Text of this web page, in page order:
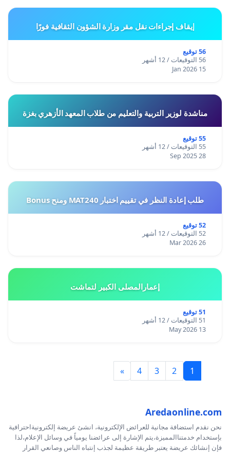
إيقاف إجراءات نقل مقر وزارة الشؤون الثقافية فورًا
56 توقيع
56 التوقيعات / 12 أشهر
15 Jan 2026
مناشدة لوزير التربية والتعليم من طلاب المعهد الأزهري بغزة
55 توقيع
55 التوقيعات / 12 أشهر
28 Sep 2025
طلب إعادة النظر في تقييم اختبار MAT240 ومنح Bonus
52 توقيع
52 التوقيعات / 12 أشهر
26 Mar 2026
إعمارالمصلى الكبير لتماشت
51 توقيع
51 التوقيعات / 12 أشهر
13 May 2026
1
2
3
4
»
Aredaonline.com
نحن نقدم استضافة مجانية للعرائض الإلكترونية، انشئ عريضة إلكترونيةاحترافية
بإستخدام خدمتناالمميزة،يتم الإشارة إلى عرائضنا يومياً في وسائل الإعلام،لذا
فإن إنشائك عريضة يعتبر طريقة عظيمة لجذب إنتباه الناس وصانعي القرار